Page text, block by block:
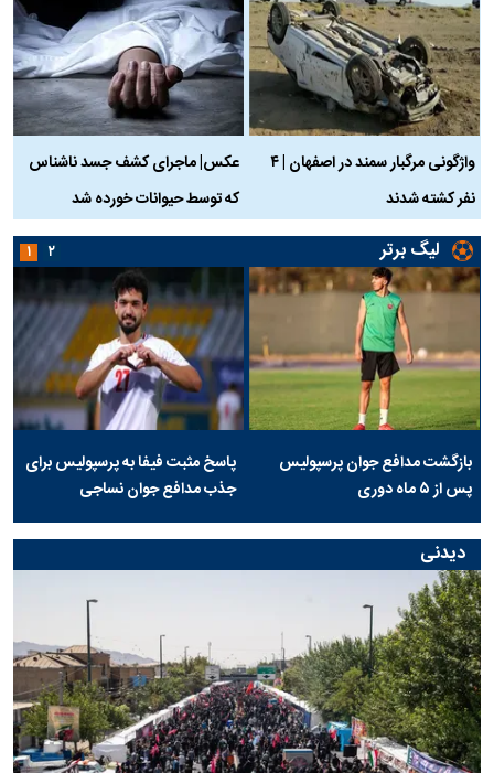
واژگونی مرگبار سمند در اصفهان | ۴
نفر کشته شدند
عکس| ماجرای کشف جسد ناشناس
که توسط حیوانات خورده شد
لیگ برتر
بازگشت مدافع جوان پرسپولیس
پس از ۵ ماه دوری
پاسخ مثبت فیفا به پرسپولیس برای
جذب مدافع جوان نساجی
۱ ۲
دیدنی